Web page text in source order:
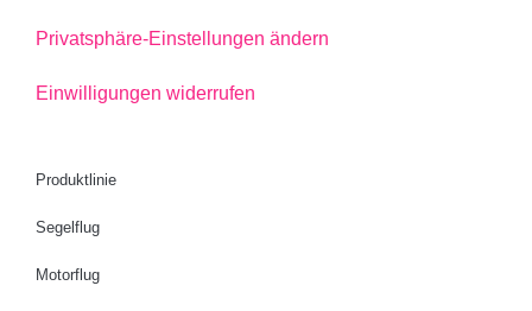
Privatsphäre-Einstellungen ändern
Einwilligungen widerrufen
Produktlinie
Segelflug
Motorflug